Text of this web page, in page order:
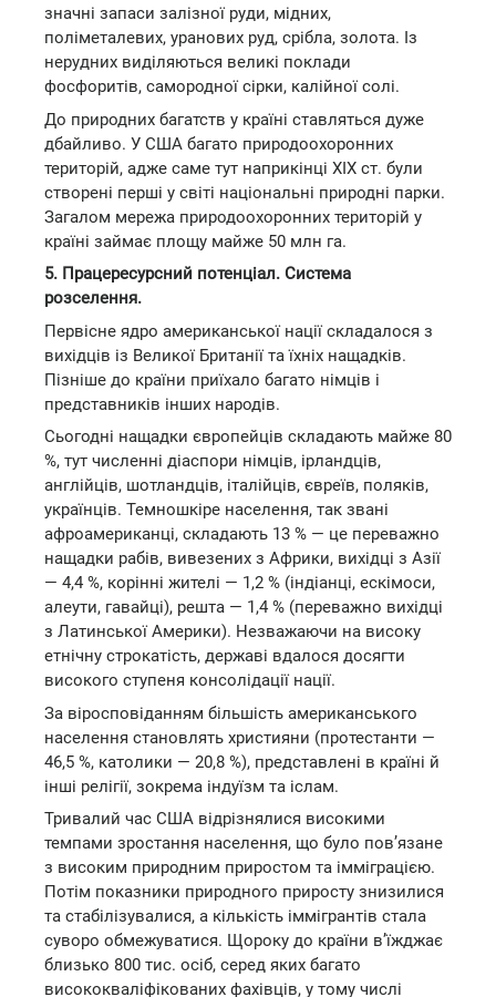
значні запаси залізної руди, мідних,
поліметалевих, уранових руд, срібла, золота. Із
нерудних виділяються великі поклади
фосфоритів, самородної сірки, калійної солі.
До природних багатств у країні ставляться дуже
дбайливо. У США багато природоохоронних
територій, адже саме тут наприкінці XIX ст. були
створені перші у світі національні природні парки.
Загалом мережа природоохоронних територій у
країні займає площу майже 50 млн га.
5. Працересурсний потенціал. Система
розселення.
Первісне ядро американської нації складалося з
вихідців із Великої Британії та їхніх нащадків.
Пізніше до країни приїхало багато німців і
представників інших народів.
Сьогодні нащадки європейців складають майже 80
%, тут численні діаспори німців, ірландців,
англійців, шотландців, італійців, євреїв, поляків,
українців. Темношкіре населення, так звані
афроамериканці, складають 13 % — це переважно
нащадки рабів, вивезених з Африки, вихідці з Азії
— 4,4 %, корінні жителі — 1,2 % (індіанці, ескімоси,
алеути, гавайці), решта — 1,4 % (переважно вихідці
з Латинської Америки). Незважаючи на високу
етнічну строкатість, державі вдалося досягти
високого ступеня консолідації нації.
За віросповіданням більшість американського
населення становлять християни (протестанти —
46,5 %, католики — 20,8 %), представлені в країні й
інші релігії, зокрема індуїзм та іслам.
Тривалий час США відрізнялися високими
темпами зростання населення, що було пов’язане
з високим природним приростом та імміграцією.
Потім показники природного приросту знизилися
та стабілізувалися, а кількість іммігрантів стала
суворо обмежуватися. Щороку до країни в’їжджає
близько 800 тис. осіб, серед яких багато
висококваліфікованих фахівців, у тому числі